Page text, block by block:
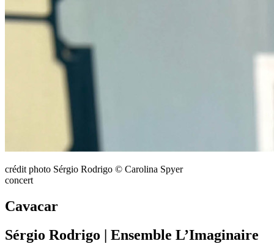
crédit photo Sérgio Rodrigo © Carolina Spyer
concert
Cavacar
Sérgio Rodrigo | Ensemble L’Imaginaire